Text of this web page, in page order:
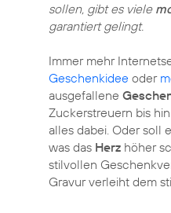
sollen, gibt es viele
garantiert gelingt.
Immer mehr
Geschenkidee oder
ausgefallene
Zuckerstreuern bis
alles dabei. Oder soll
was das Herz höher
stilvollen
Gravur verleiht dem